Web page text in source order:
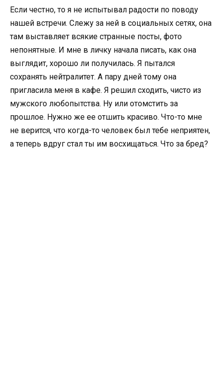
Если честно, то я не испытывал радости по поводу
нашей встречи. Слежу за ней в социальных сетях, она
там выставляет всякие странные посты, фото
непонятные. И мне в личку начала писать, как она
выглядит, хорошо ли получилась. Я пытался
сохранять нейтралитет. А пару дней тому она
пригласила меня в кафе. Я решил сходить, чисто из
мужского любопытства. Ну или отомстить за
прошлое. Нужно же ее отшить красиво. Что-то мне
не верится, что когда-то человек был тебе неприятен,
а теперь вдруг стал ты им восхищаться. Что за бред?